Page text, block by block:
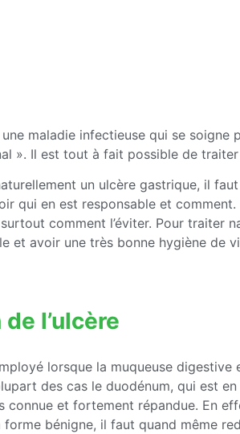
maladie infectieuse qui se soigne
». Il est tout à fait possible de
un ulcère gastrique, il
qui en est responsable et
comment l’éviter. Pour traiter
et avoir une très bonne hygiène de
l’ulcère
lorsque la muqueuse digestive
des cas le duodénum, qui est
connue et fortement répandue. En
bénigne, il faut quand même